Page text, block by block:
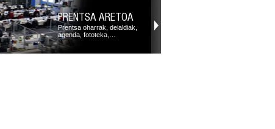
PRENTSA ARETOA
Prentsa oharrak, deialdiak,
agenda, fototeka,…